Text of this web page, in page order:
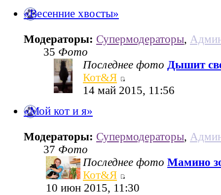
«Весенние хвосты»
Модераторы: Супермодераторы,
35 Фото
Последнее фото Дышит
Кот&Я
14 май 2015, 11:56
«Мой кот и я»
Модераторы: Супермодераторы,
37 Фото
Последнее фото Мамино
Кот&Я
10 июн 2015, 11:30